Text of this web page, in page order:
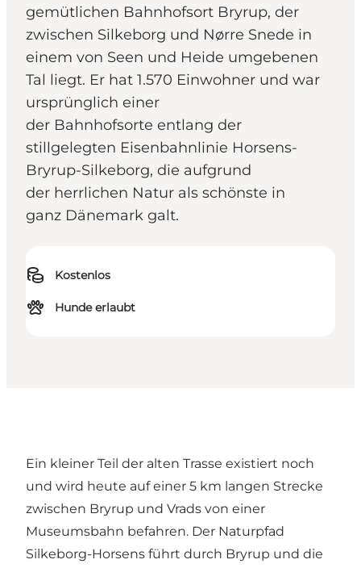
gemütlichen Bahnhofsort Bryrup, der
zwischen Silkeborg und Nørre Snede in
einem von Seen und Heide umgebenen
Tal liegt. Er hat 1.570 Einwohner und war
ursprünglich einer
der Bahnhofsorte entlang der
stillgelegten Eisenbahnlinie Horsens-
Bryrup-Silkeborg, die aufgrund
der herrlichen Natur als schönste in
ganz Dänemark galt.
Kostenlos
Hunde erlaubt
Ein kleiner Teil der alten Trasse existiert noch
und wird heute auf einer 5 km langen Strecke
zwischen Bryrup und Vrads von einer
Museumsbahn befahren. Der Naturpfad
Silkeborg-Horsens führt durch Bryrup und die